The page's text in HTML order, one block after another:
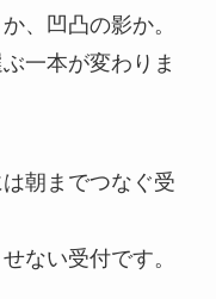
、凹凸の影か。
一本が変わりま
朝までつなぐ受
ない受付です。